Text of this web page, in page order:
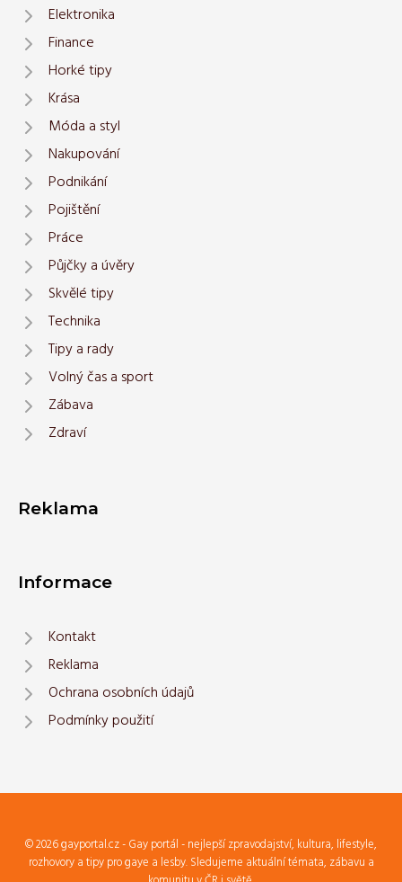
Elektronika
Finance
Horké tipy
Krása
Móda a styl
Nakupování
Podnikání
Pojištění
Práce
Půjčky a úvěry
Skvělé tipy
Technika
Tipy a rady
Volný čas a sport
Zábava
Zdraví
Reklama
Informace
Kontakt
Reklama
Ochrana osobních údajů
Podmínky použití
© 2026 gayportal.cz - Gay portál - nejlepší zpravodajství, kultura, lifestyle,
rozhovory a tipy pro gaye a lesby. Sledujeme aktuální témata, zábavu a